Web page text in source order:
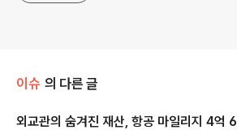
이슈 의 다른 글
외교관의 숨겨진 재산, 항공 마일리지 4억 6